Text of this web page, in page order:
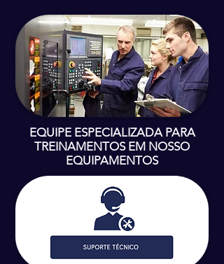
EQUIPE ESPECIALIZADA PARA
TREINAMENTOS EM NOSSO
EQUIPAMENTOS